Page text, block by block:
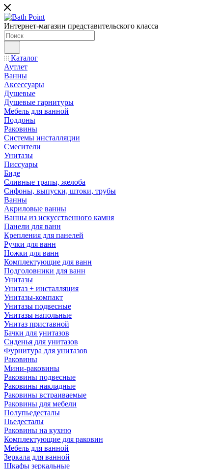
Интернет-магазин представительского класса
Каталог
Аутлет
Ванны
Аксессуары
Душевые
Душевые гарнитуры
Мебель для ванной
Поддоны
Раковины
Системы инсталляции
Смесители
Унитазы
Писсуары
Биде
Сливные трапы, желоба
Сифоны, выпуски, штоки, трубы
Ванны
Акриловые ванны
Ванны из искусственного камня
Панели для ванн
Крепления для панелей
Ручки для ванн
Ножки для ванн
Комплектующие для ванн
Подголовники для ванн
Унитазы
Унитаз + инсталляция
Унитазы-компакт
Унитазы подвесные
Унитазы напольные
Унитаз приставной
Бачки для унитазов
Сиденья для унитазов
Фурнитура для унитазов
Раковины
Мини-раковины
Раковины подвесные
Раковины накладные
Раковины встраиваемые
Раковины для мебели
Полупьедесталы
Пьедесталы
Раковины на кухню
Комплектующие для раковин
Мебель для ванной
Зеркала для ванной
Шкафы зеркальные